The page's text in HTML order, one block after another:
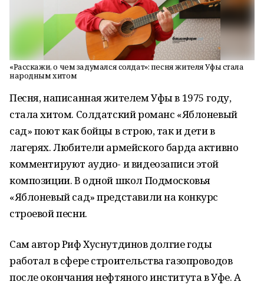
«Расскажи, о чем задумался солдат»: песня жителя Уфы стала
народным хитом
Песня, написанная жителем Уфы в 1975 году,
стала хитом. Солдатский романс «Яблоневый
сад» поют как бойцы в строю, так и дети в
лагерях. Любители армейского барда активно
комментируют аудио- и видеозаписи этой
композиции. В одной школ Подмосковья
«Яблоневый сад» представили на конкурс
строевой песни.
Сам автор Риф Хуснутдинов долгие годы
работал в сфере строительства газопроводов
после окончания нефтяного института в Уфе. А